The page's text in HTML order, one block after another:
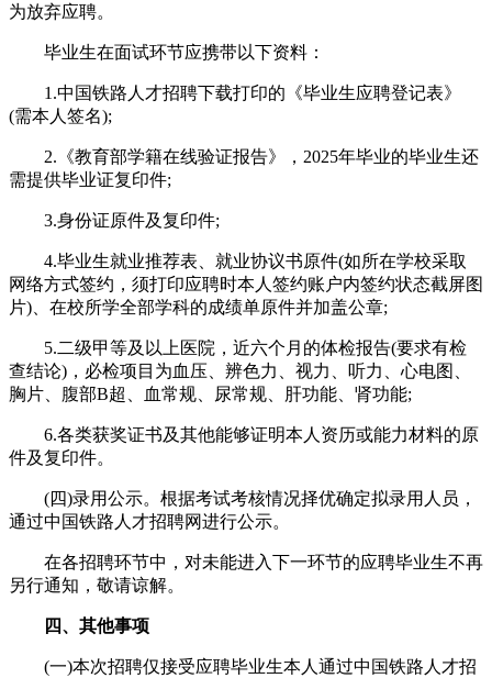
为放弃应聘。
毕业生在面试环节应携带以下资料：
1.中国铁路人才招聘下载打印的《毕业生应聘登记表》
(需本人签名);
2.《教育部学籍在线验证报告》，2025年毕业的毕业生还
需提供毕业证复印件;
3.身份证原件及复印件;
4.毕业生就业推荐表、就业协议书原件(如所在学校采取
网络方式签约，须打印应聘时本人签约账户内签约状态截屏图
片)、在校所学全部学科的成绩单原件并加盖公章;
5.二级甲等及以上医院，近六个月的体检报告(要求有检
查结论)，必检项目为血压、辨色力、视力、听力、心电图、
胸片、腹部B超、血常规、尿常规、肝功能、肾功能;
6.各类获奖证书及其他能够证明本人资历或能力材料的原
件及复印件。
(四)录用公示。根据考试考核情况择优确定拟录用人员，
通过中国铁路人才招聘网进行公示。
在各招聘环节中，对未能进入下一环节的应聘毕业生不再
另行通知，敬请谅解。
四、其他事项
(一)本次招聘仅接受应聘毕业生本人通过中国铁路人才招